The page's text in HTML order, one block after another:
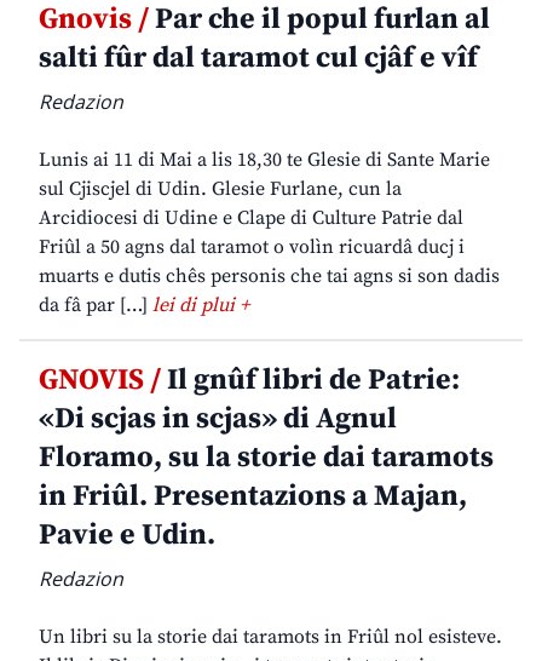
Gnovis /Par che il popul furlan al
salti fûr dal taramot cul cjâf e vîf
Redazion
Lunis ai 11 di Mai a lis 18,30 te Glesie di Sante Marie
sul Cjiscjel di Udin. Glesie Furlane, cun la
Arcidiocesi di Udine e Clape di Culture Patrie dal
Friûl a 50 agns dal taramot o volìn ricuardâ ducj i
muarts e dutis chês personis che tai agns si son dadis
da fâ par […] lei di plui +
GNOVIS /Il gnûf libri de Patrie:
«Di scjas in scjas» di Agnul
Floramo, su la storie dai taramots
in Friûl. Presentazions a Majan,
Pavie e Udin.
Redazion
Un libri su la storie dai taramots in Friûl nol esisteve.